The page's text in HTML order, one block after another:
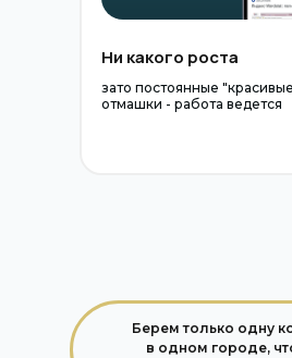
Ни какого роста
зато постоянные
отмашки - работа ведется
Берем только одну
в одном городе,